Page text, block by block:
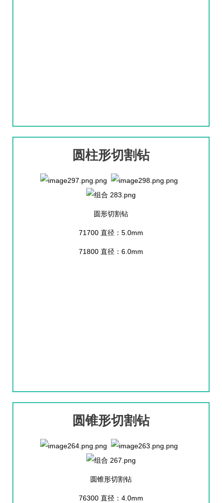
圆柱形切割钻
圆形切割钻
71700 直径：5.0mm
71800 直径：6.0mm
圆锥形切割钻
圆锥形切割钻
76300 直径：4.0mm